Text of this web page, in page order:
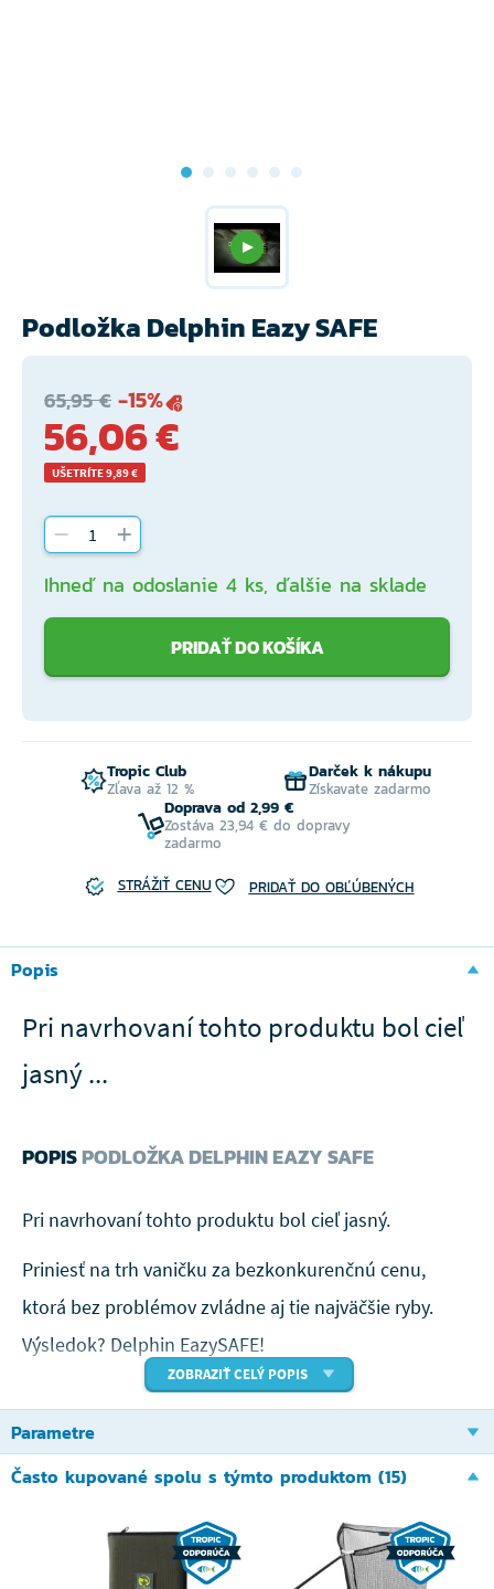
Podložka Delphin Eazy SAFE
65,95 € -15%
56,06 €
UŠETRÍTE 9,89 €
Ihneď na odoslanie 4 ks, ďalšie na sklade
PRIDAŤ DO KOŠÍKA
Tropic Club
Zľava až 12 %
Darček k nákupu
Získavate zadarmo
Doprava od 2,99 €
Zostáva 23,94 € do dopravy
zadarmo
STRÁŽIŤ CENU
PRIDAŤ DO OBĽÚBENÝCH
Popis
Pri navrhovaní tohto produktu bol cieľ
jasný ...
POPISPODLOŽKA DELPHIN EAZY SAFE
Pri navrhovaní tohto produktu bol cieľ jasný.
Priniesť na trh vaničku za bezkonkurenčnú cenu,
ktorá bez problémov zvládne aj tie najväčšie ryby.
Výsledok? Delphin EazySAFE!
Základ podložky tvorí veľmi pevná železná
konštrukcia s priemerom trubiek až 22mm. Vďaka
tomu má vanička výbornú stabilitu a nehrozí jej
úlovkom. Použitá látka s pogumovaným povrchom
má niekoľko výhod. Po ukončení lovu ju stačí do
ZOBRAZIŤ CELÝ POPIS
Parametre
Často kupované spolu s týmto produktom (15)